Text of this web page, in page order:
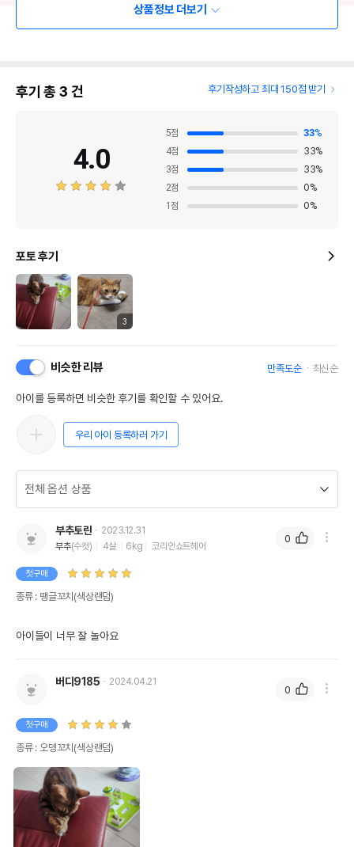
그동안의 역사와 판매량이
보증하고 수많은 집사님들이 인정하는
고양이 장난감 베스트 셀러!!
상품정보 더보기
후기 총 3 건 후기작성하고 최대 150점 받기
4.0
5점 33%
4점 33%
3점 33%
2점 0%
1 점 0%
포토 후기
3
비슷한 리뷰 만족도순 최신순
아이를 등록하면 비슷한 후기를 확인할 수 있어요.
우리 아이 등록하러 가기
부추토란
2023.12.31
부추(수컷) 4살 6kg 코리안쇼트헤어
첫구매
종류 : 땡글꼬치(색상랜덤)
아이들이 너무 잘 놀아요
0
버디9185 2024.04.21
첫구매
종류 : 오뎅꼬치(색상랜덤)
0